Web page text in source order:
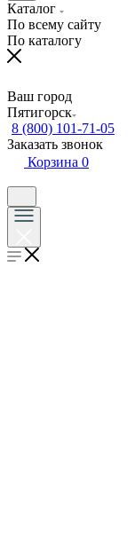
Каталог
По всему сайту
По каталогу
Ваш город
Пятигорск
8 (800) 101-71-05
Заказать звонок
Корзина 0